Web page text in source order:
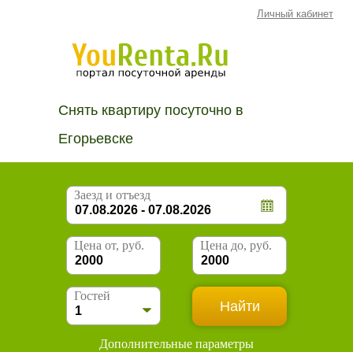
Личный кабинет
Снять квартиру посуточно в
Егорьевске
Заезд и отъезд
Цена от, руб. Цена до, руб.
Гостей
Дополнительные параметры